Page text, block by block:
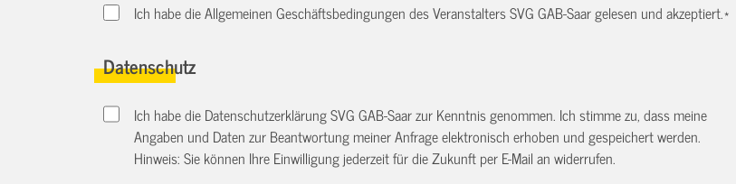
Ich habe die Allgemeinen Geschäftsbedingungen des Veranstalters SVG GAB-Saar gelesen und akzeptiert.*
Datenschutz
Ich habe die Datenschutzerklärung SVG GAB-Saar zur Kenntnis genommen. Ich stimme zu, dass meine
Angaben und Daten zur Beantwortung meiner Anfrage elektronisch erhoben und gespeichert werden.
Hinweis: Sie können Ihre Einwilligung jederzeit für die Zukunft per E-Mail anwiderrufen.